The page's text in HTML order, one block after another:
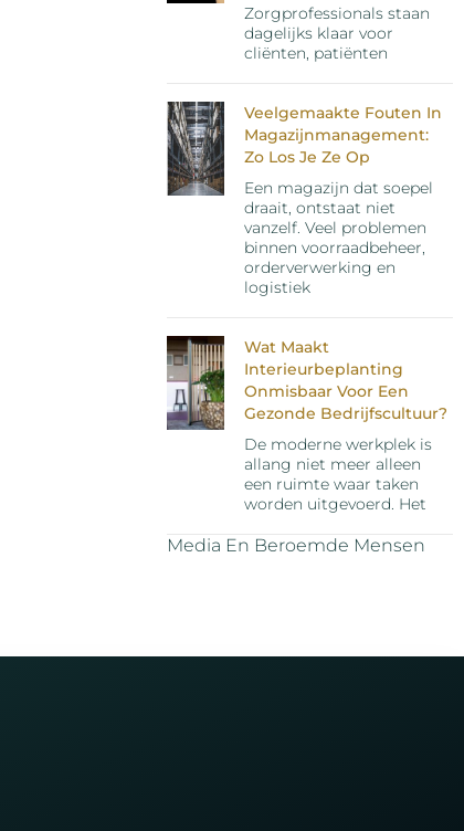
Zorgprofessionals staan
dagelijks klaar voor
cliënten, patiënten
Veelgemaakte Fouten In
Magazijnmanagement:
Zo Los Je Ze Op
Een magazijn dat soepel
draait, ontstaat niet
vanzelf. Veel problemen
binnen voorraadbeheer,
orderverwerking en
logistiek
Wat Maakt
Interieurbeplanting
Onmisbaar Voor Een
Gezonde Bedrijfscultuur?
De moderne werkplek is
allang niet meer alleen
een ruimte waar taken
worden uitgevoerd. Het
Media En Beroemde Mensen